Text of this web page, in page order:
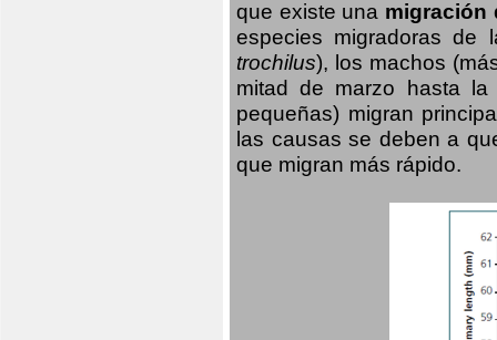
que existe una migración
especies migradoras de
trochilus), los machos
mitad de marzo hasta
pequeñas) migran
las causas se deben a
que migran más rápido.